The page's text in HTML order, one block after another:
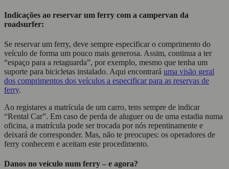
Indicações ao reservar um ferry com a campervan da
roadsurfer:
Se reservar um ferry, deve sempre especificar o comprimento do
veículo de forma um pouco mais generosa. Assim, continua a ter
“espaço para a retaguarda”, por exemplo, mesmo que tenha um
suporte para bicicletas instalado. Aqui encontrará uma visão geral
dos comprimentos dos veículos a especificar para as reservas de
ferry.
Ao registares a matrícula de um carro, tens sempre de indicar
“Rental Car”. Em caso de perda de aluguer ou de uma estadia numa
oficina, a matrícula pode ser trocada por nós repentinamente e
deixará de corresponder. Mas, não te preocupes: os operadores de
ferry conhecem e aceitam este procedimento.
Danos no veículo num ferry – e agora?